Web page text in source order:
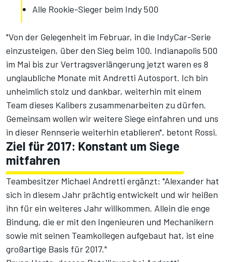
Alle Rookie-Sieger beim Indy 500
"Von der Gelegenheit im Februar, in die IndyCar-Serie
einzusteigen, über den Sieg beim 100. Indianapolis 500
im Mai bis zur Vertragsverlängerung jetzt waren es 8
unglaubliche Monate mit Andretti Autosport. Ich bin
unheimlich stolz und dankbar, weiterhin mit einem
Team dieses Kalibers zusammenarbeiten zu dürfen.
Gemeinsam wollen wir weitere Siege einfahren und uns
in dieser Rennserie weiterhin etablieren", betont Rossi.
Ziel für 2017: Konstant um Siege
mitfahren
Teambesitzer Michael Andretti ergänzt: "Alexander hat
sich in diesem Jahr prächtig entwickelt und wir heißen
ihn für ein weiteres Jahr willkommen. Allein die enge
Bindung, die er mit den Ingenieuren und Mechanikern
sowie mit seinen Teamkollegen aufgebaut hat, ist eine
großartige Basis für 2017."